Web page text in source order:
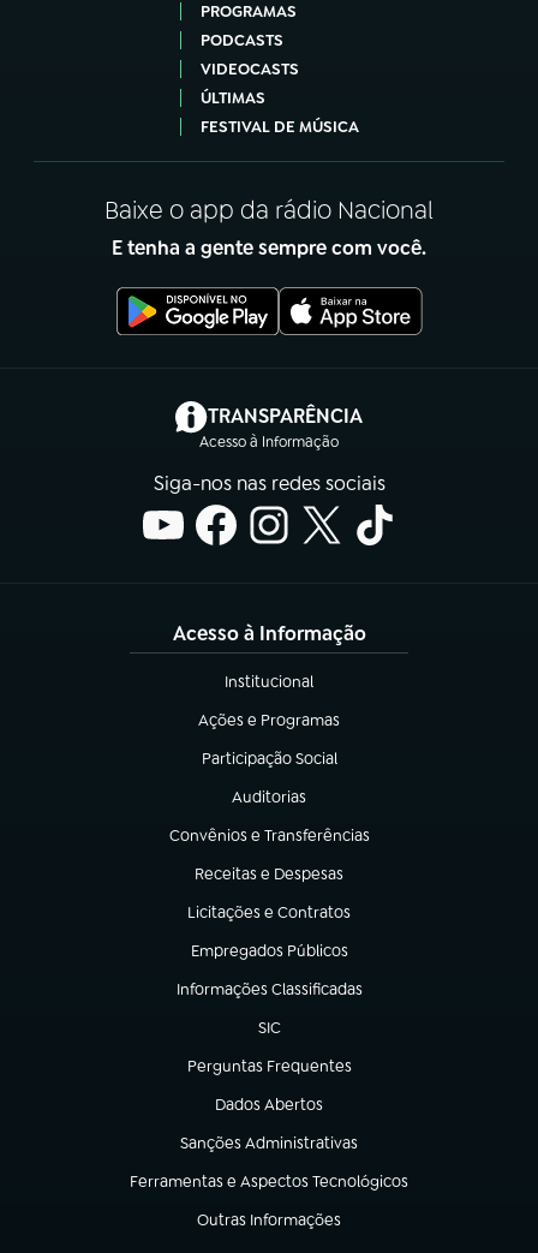
PROGRAMAS
PODCASTS
VIDEOCASTS
ÚLTIMAS
FESTIVAL DE MÚSICA
Baixe o app da rádio Nacional
E tenha a gente sempre com você.
TRANSPARÊNCIA
Acesso à Informação
(abre em nova aba)
Siga-nos nas redes sociais
Acesso à Informação
Institucional
(abre em nova aba)
Ações e Programas
(abre em nova aba)
Participação Social
(abre em nova aba)
Auditorias
(abre em nova aba)
Convênios e Transferências
(abre em nova aba)
Receitas e Despesas
(abre em nova aba)
Licitações e Contratos
(abre em nova aba)
Empregados Públicos
(abre em nova aba)
Informações Classificadas
(abre em nova aba)
SIC
(abre em nova aba)
Perguntas Frequentes
(abre em nova aba)
Dados Abertos
(abre em nova aba)
Sanções Administrativas
(abre em nova aba)
Ferramentas e Aspectos Tecnológicos
(abre em nova aba)
Outras Informações
(abre em nova aba)